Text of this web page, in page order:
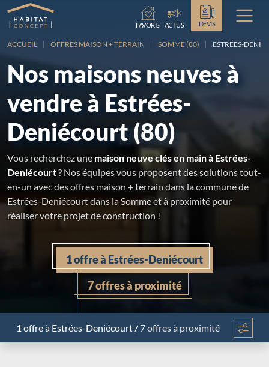
FAVORIS ACTUS DEVIS
ACCUEIL OFFRES MAISON + TERRAIN SOMME (80) ESTRÉES-
Nos maisons neuves à
vendre à Estrées-
Deniécourt (80)
Vous recherchez une maison neuve clés en main à Estrées-
Deniécourt? Nos équipes vous proposent des solutions tout-
en-un avec des offres maison + terrain dans la commune de
Estrées-Deniécourt dans la Somme et à proximité pour
réaliser votre projet de construction !
1 offre à Estrées-Deniécourt
7 offres à proximité
1 offreà Estrées-Deniécourt / 7 offres à proximité